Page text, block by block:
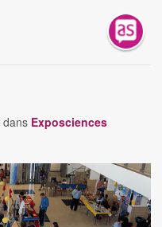
dans Exposciences